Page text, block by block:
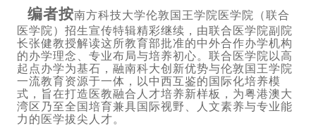
编者按南方科技大学伦敦国王学院医学院
（联合
医学院） 招生宣传特辑精彩继续，由联合医学院副院
长张健教授解读这所教育部批准的中外合作办学机构
的办学理念、专业布局与培养初心。联合医学院以高
起点办学为基石，融南科大创新优势与伦敦国王学院
一流教育资源于一体，以中西互鉴的国际化培养模
式，旨在打造医教融合人才培养新样板，为粤港澳大
湾区乃至全国培育兼具国际视野、人文素养与专业能
力的医学拔尖人才。